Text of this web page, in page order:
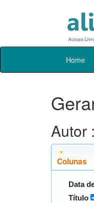
Skip
Home
Autor
Colunas
Data
Título